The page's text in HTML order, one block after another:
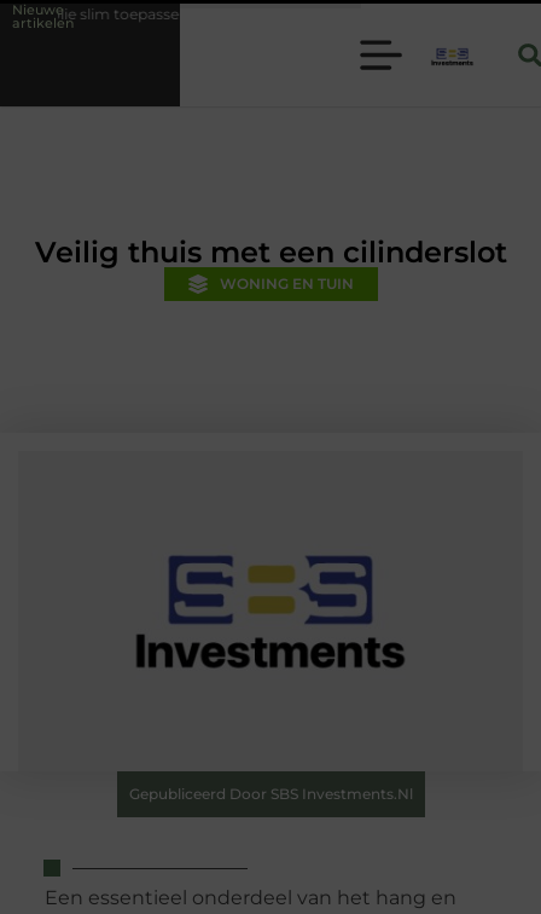
Nieuwe
artikelenbinnen moderne folie techniek
Veilig thuis met een cilinderslot
WONING EN TUIN
Gepubliceerd Door SBS Investments.nl
Een essentieel onderdeel van het hang en